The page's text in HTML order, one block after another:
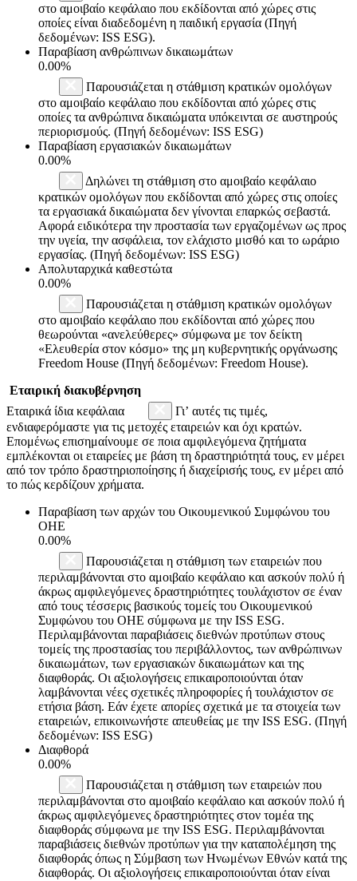
στο αμοιβαίο κεφάλαιο που εκδίδονται από χώρες στις
οποίες είναι διαδεδομένη η παιδική εργασία (Πηγή
δεδομένων: ISS ESG).
Παραβίαση ανθρώπινων δικαιωμάτων
0.00%
Παρουσιάζεται η στάθμιση κρατικών ομολόγων
στο αμοιβαίο κεφάλαιο που εκδίδονται από χώρες στις
οποίες τα ανθρώπινα δικαιώματα υπόκεινται σε αυστηρούς
περιορισμούς. (Πηγή δεδομένων: ISS ESG)
Παραβίαση εργασιακών δικαιωμάτων
0.00%
Δηλώνει τη στάθμιση στο αμοιβαίο κεφάλαιο
κρατικών ομολόγων που εκδίδονται από χώρες στις οποίες
τα εργασιακά δικαιώματα δεν γίνονται επαρκώς σεβαστά.
Αφορά ειδικότερα την προστασία των εργαζομένων ως προς
την υγεία, την ασφάλεια, τον ελάχιστο μισθό και το ωράριο
εργασίας. (Πηγή δεδομένων: ISS ESG)
Απολυταρχικά καθεστώτα
0.00%
Παρουσιάζεται η στάθμιση κρατικών ομολόγων
στο αμοιβαίο κεφάλαιο που εκδίδονται από χώρες που
θεωρούνται «ανελεύθερες» σύμφωνα με τον δείκτη
«Ελευθερία στον κόσμο» της μη κυβερνητικής οργάνωσης
Freedom House (Πηγή δεδομένων: Freedom House).
Εταιρική διακυβέρνηση
Εταιρικά ίδια κεφάλαια
Γι’ αυτές τις τιμές,
ενδιαφερόμαστε για τις μετοχές εταιρειών και όχι κρατών.
Επομένως επισημαίνουμε σε ποια αμφιλεγόμενα ζητήματα
εμπλέκονται οι εταιρείες με βάση τη δραστηριότητά τους, εν μέρει
από τον τρόπο δραστηριοποίησης ή διαχείρισής τους, εν μέρει από
το πώς κερδίζουν χρήματα.
Παραβίαση των αρχών του Οικουμενικού Συμφώνου του
ΟΗΕ
0.00%
Παρουσιάζεται η στάθμιση των εταιρειών που
περιλαμβάνονται στο αμοιβαίο κεφάλαιο και ασκούν πολύ ή
άκρως αμφιλεγόμενες δραστηριότητες τουλάχιστον σε έναν
από τους τέσσερις βασικούς τομείς του Οικουμενικού
Συμφώνου του ΟΗΕ σύμφωνα με την ISS ESG.
Περιλαμβάνονται παραβιάσεις διεθνών προτύπων στους
τομείς της προστασίας του περιβάλλοντος, των ανθρώπινων
δικαιωμάτων, των εργασιακών δικαιωμάτων και της
διαφθοράς. Οι αξιολογήσεις επικαιροποιούνται όταν
λαμβάνονται νέες σχετικές πληροφορίες ή τουλάχιστον σε
ετήσια βάση. Εάν έχετε απορίες σχετικά με τα στοιχεία των
εταιρειών, επικοινωνήστε απευθείας με την ISS ESG. (Πηγή
δεδομένων: ISS ESG)
Διαφθορά
0.00%
Παρουσιάζεται η στάθμιση των εταιρειών που
περιλαμβάνονται στο αμοιβαίο κεφάλαιο και ασκούν πολύ ή
άκρως αμφιλεγόμενες δραστηριότητες στον τομέα της
διαφθοράς σύμφωνα με την ISS ESG. Περιλαμβάνονται
παραβιάσεις διεθνών προτύπων για την καταπολέμηση της
διαφθοράς όπως η Σύμβαση των Ηνωμένων Εθνών κατά της
διαφθοράς. Οι αξιολογήσεις επικαιροποιούνται όταν είναι